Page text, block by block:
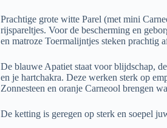
Prachtige grote witte Parel (met mini
rijspareltjes. Voor de bescherming en
en matroze Toermalijntjes steken prachtig
De blauwe Apatiet staat voor blijdschap,
en je hartchakra. Deze werken sterk op
Zonnesteen en oranje Carneool brengen
De ketting is geregen op sterk en soepel